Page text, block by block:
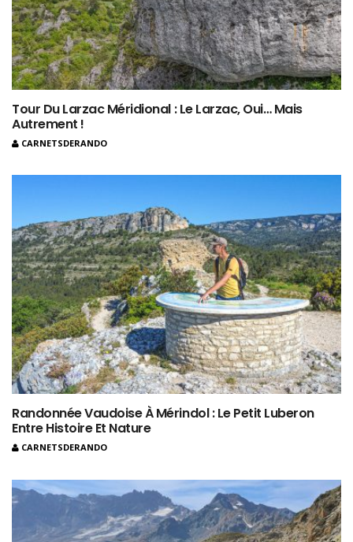
Tour Du Larzac Méridional : Le Larzac, Oui… Mais
Autrement !
CARNETSDERANDO
Randonnée Vaudoise À Mérindol : Le Petit Luberon
Entre Histoire Et Nature
CARNETSDERANDO